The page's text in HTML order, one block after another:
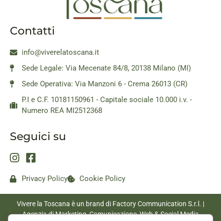
Contatti
info@viverelatoscana.it
Sede Legale: Via Mecenate 84/8, 20138 Milano (MI)
Sede Operativa: Via Manzoni 6 - Crema 26013 (CR)
P.I e C.F. 10181150961 - Capitale sociale 10.000 i.v. -
Numero REA MI2512368
Seguici su
Privacy Policy Cookie Policy
Vivere la Toscana è un brand di Factory Communication S.r.l. |
Agenzia di Marketing, Comunicazione, Web & Social Media